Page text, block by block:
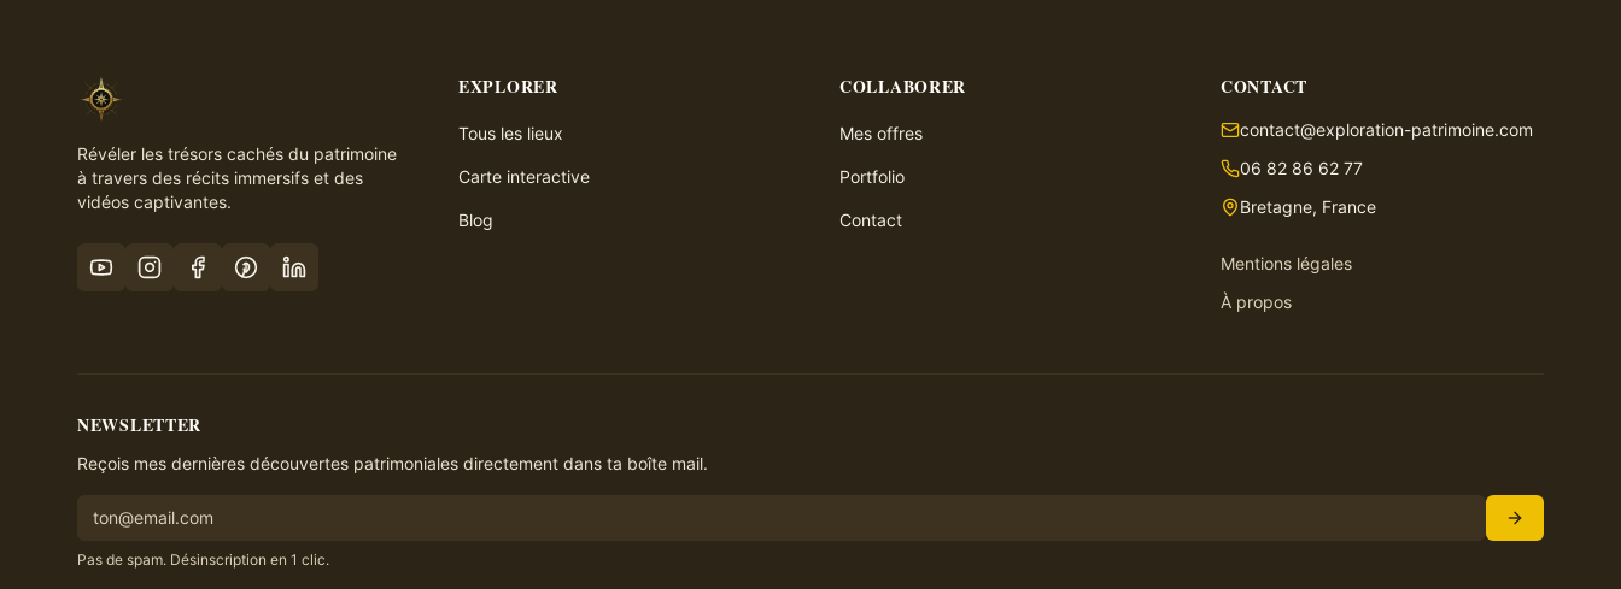
Révéler les trésors cachés du patrimoine
à travers des récits immersifs et des
vidéos captivantes.
EXPLORER
Tous les lieux
Carte interactive
Blog
COLLABORER
Mes offres
Portfolio
Contact
CONTACT
contact@exploration-patrimoine.com
06 82 86 62 77
Bretagne, France
Mentions légales
À propos
NEWSLETTER
Reçois mes dernières découvertes patrimoniales directement dans ta boîte mail.
Pas de spam. Désinscription en 1 clic.